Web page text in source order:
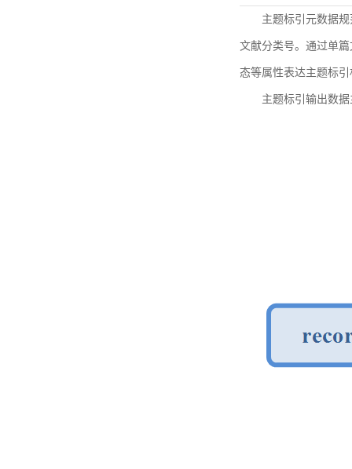
主题标引元数据
文献分类号。通过单
态等属性表达主题标
主题标引输出数